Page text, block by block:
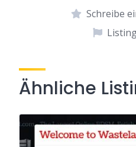
Schreibe
Ähnliche